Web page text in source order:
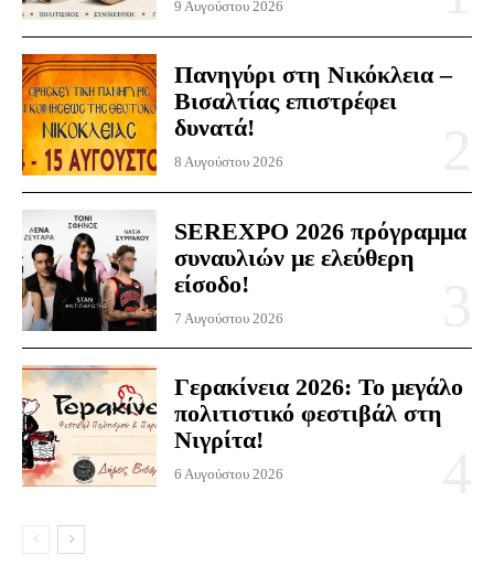
9 Αυγούστου 2026
Πανηγύρι στη Νικόκλεια –
Βισαλτίας επιστρέφει
δυνατά!
8 Αυγούστου 2026
SEREXPO 2026 πρόγραμμα
συναυλιών με ελεύθερη
είσοδο!
7 Αυγούστου 2026
Γερακίνεια 2026: Το μεγάλο
πολιτιστικό φεστιβάλ στη
Νιγρίτα!
6 Αυγούστου 2026